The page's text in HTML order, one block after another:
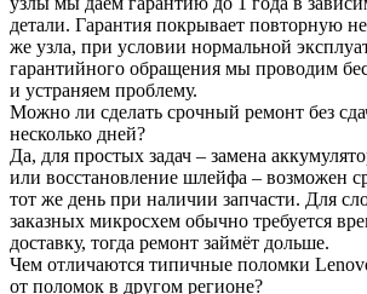
детали. Гарантия покрывает повторную
же узла, при условии нормальной
гарантийного обращения мы проводим
и устраняем проблему.
Можно ли сделать срочный ремонт без
несколько дней?
Да, для простых задач – замена
или восстановление шлейфа – возможен
тот же день при наличии запчасти. Для
заказных микросхем обычно требуется
доставку, тогда ремонт займёт дольше.
Чем отличаются типичные поломки
от поломок в другом регионе?